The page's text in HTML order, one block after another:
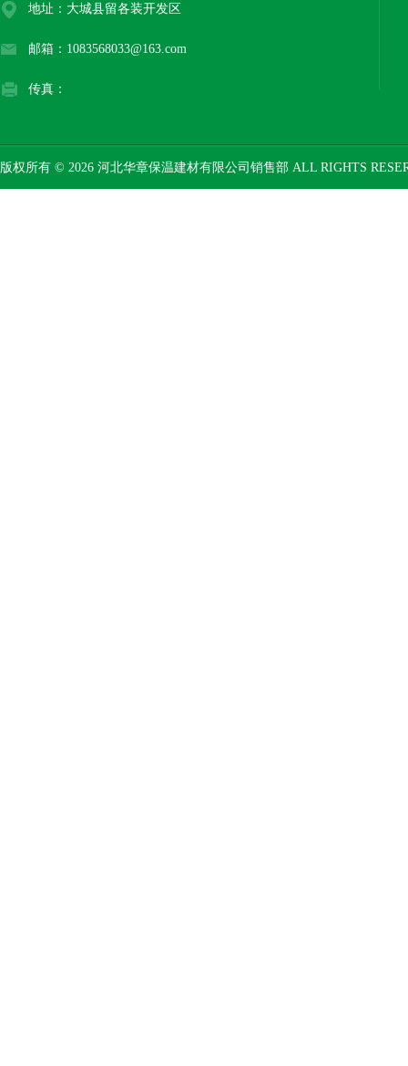
地址：大城县留各装开发区
邮箱：1083568033@163.com
传真：
版权所有 © 2026 河北华章保温建材有限公司销售部 ALL RIGHTS